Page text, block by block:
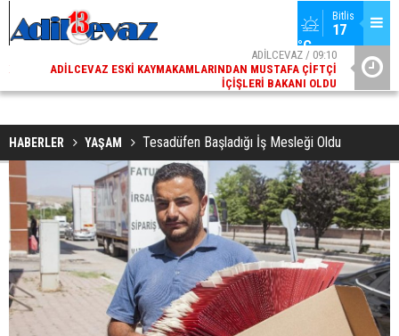
Bitlis
17
°C
ADİLCEVAZ / 09:10
ADILCEVAZ ESKI KAYMAKAMLARINDAN MUSTAFA ÇIFTÇI
İÇIŞLERI BAKANI OLDU
HABERLER YAŞAM Tesadüfen Başladığı İş Mesleği Oldu